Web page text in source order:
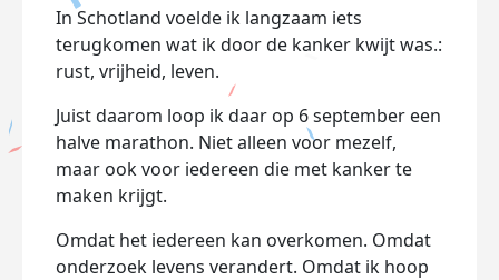
In Schotland voelde ik langzaam iets
terugkomen wat ik door de kanker kwijt was.:
rust, vrijheid, leven.
Juist daarom loop ik daar op 6 september een
halve marathon. Niet alleen voor mezelf,
maar ook voor iedereen die met kanker te
maken krijgt.
Omdat het iedereen kan overkomen. Omdat
onderzoek levens verandert. Omdat ik hoop